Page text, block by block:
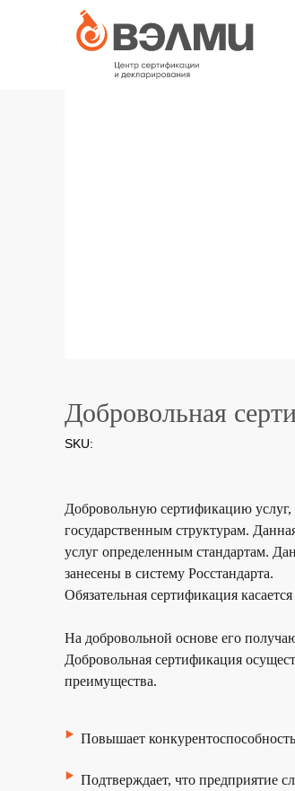
Добровольная
SKU:
Добровольную сертификацию
государственным структурам.
услуг определенным стандартам.
занесены в систему Росстандарта.
Обязательная сертификация
На добровольной основе его
Добровольная сертификация
преимущества.
‣ Повышает конкурентоспособность
‣ Подтверждает, что предприятие